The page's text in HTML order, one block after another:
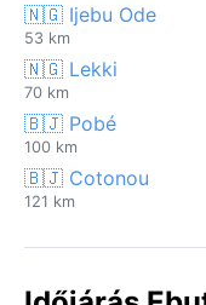
🇳🇬 Ijebu Ode
53 km
🇳🇬 Lekki
70 km
🇧🇯 Pobé
100 km
🇧🇯 Cotonou
121 km